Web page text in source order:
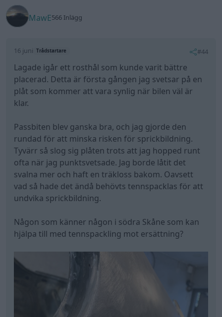
MawE566 Inlägg
16 juni Trådstartare #44
Lagade igår ett rosthål som kunde varit bättre
placerad. Detta är första gången jag svetsar på en
plåt som kommer att vara synlig när bilen väl är
klar.
Passbiten blev ganska bra, och jag gjorde den
rundad för att minska risken för sprickbildning.
Tyvärr så slog sig plåten trots att jag hopped runt
ofta när jag punktsvetsade. Jag borde låtit det
svalna mer och haft en träkloss bakom. Oavsett
vad så hade det ändå behövts tennspacklas för att
undvika sprickbildning.
Någon som känner någon i södra Skåne som kan
hjälpa till med tennspackling mot ersättning?